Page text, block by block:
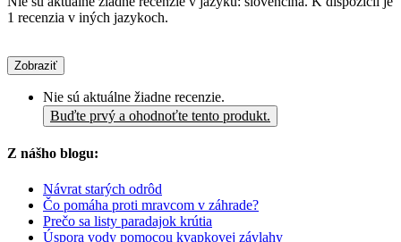
1 recenzia v iných jazykoch.
Zobraziť
Nie sú aktuálne žiadne recenzie.
Buďte prvý a ohodnoťte tento produkt.
Z nášho blogu:
Návrat starých odrôd
Čo pomáha proti mravcom v záhrade?
Prečo sa listy paradajok krútia
Úspora vody pomocou kvapkovej závlahy